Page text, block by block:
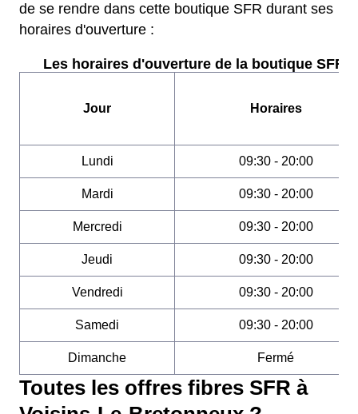
de se rendre dans cette boutique SFR durant ses
horaires d'ouverture :
Les horaires d'ouverture de la boutique SFR :
Jour Horaires
Lundi 09:30 - 20:00
Mardi 09:30 - 20:00
Mercredi 09:30 - 20:00
Jeudi 09:30 - 20:00
Vendredi 09:30 - 20:00
Samedi 09:30 - 20:00
Dimanche Fermé
Toutes les offres fibres SFR à